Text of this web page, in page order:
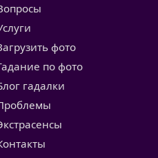
фото
по фото
гадалки